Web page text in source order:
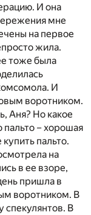
И она
мне
на первое
жила.
тоже была
И
воротником.
Аня? Но какое
пальто – хорошая
пальто.
на
в ее взоре,
пришла в
воротником. В
спекулянтов. В